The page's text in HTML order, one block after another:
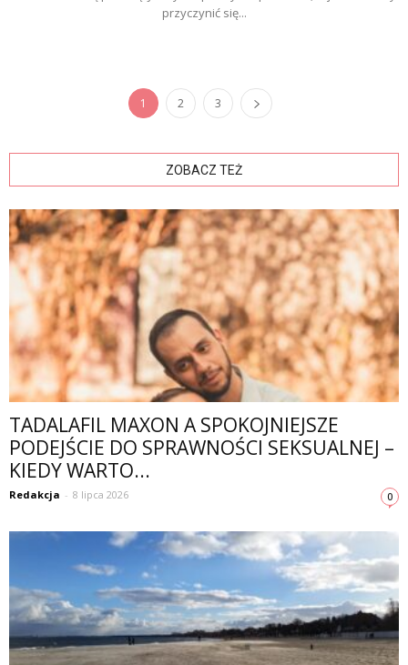
przyczynić się...
1 2 3
ZOBACZ TEŻ
TADALAFIL MAXON A SPOKOJNIEJSZE
PODEJŚCIE DO SPRAWNOŚCI SEKSUALNEJ –
KIEDY WARTO...
Redakcja - 8 lipca 2026 0